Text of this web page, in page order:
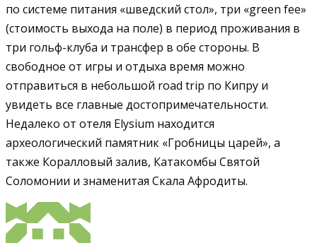
по системе питания «шведский стол», три «green fee»
(стоимость выхода на поле) в период проживания в
три гольф-клуба и трансфер в обе стороны. В
свободное от игры и отдыха время можно
отправиться в небольшой road trip по Кипру и
увидеть все главные достопримечательности.
Недалеко от отеля Elysium находится
археологический памятник «Гробницы царей», а
также Коралловый залив, Катакомбы Святой
Соломонии и знаменитая Скала Афродиты.